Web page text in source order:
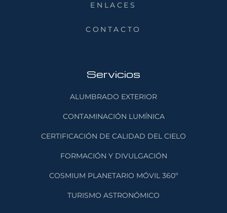
ENLACES
CONTACTO
Servicios
ALUMBRADO EXTERIOR
CONTAMINACIÓN LUMÍNICA
CERTIFICACIÓN DE CALIDAD DEL CIELO
FORMACIÓN Y DIVULGACIÓN
COSMIUM PLANETARIO MÓVIL 360º
TURISMO ASTRONÓMICO